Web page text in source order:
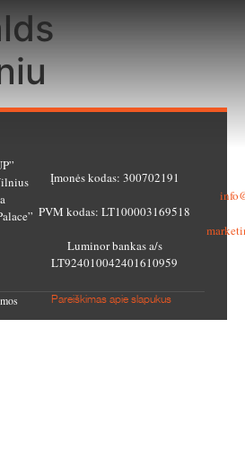
Įmonės kodas: 300702191
PVM kodas: LT100003169518
Luminor bankas a/s
LT924010042401610959
Pareiškimas apie slapukus